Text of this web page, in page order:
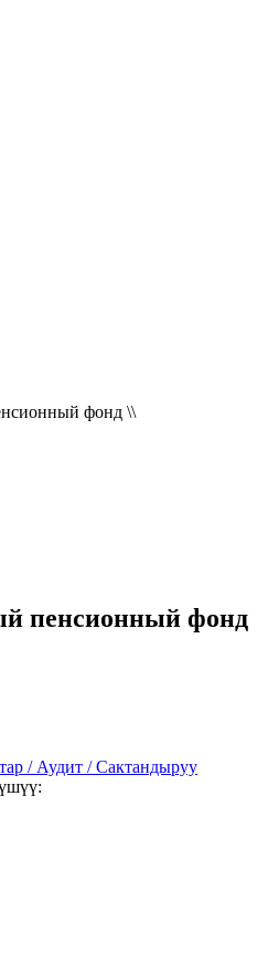
фонд \\
пенсионный фонд
/ Аудит / Сактандыруу